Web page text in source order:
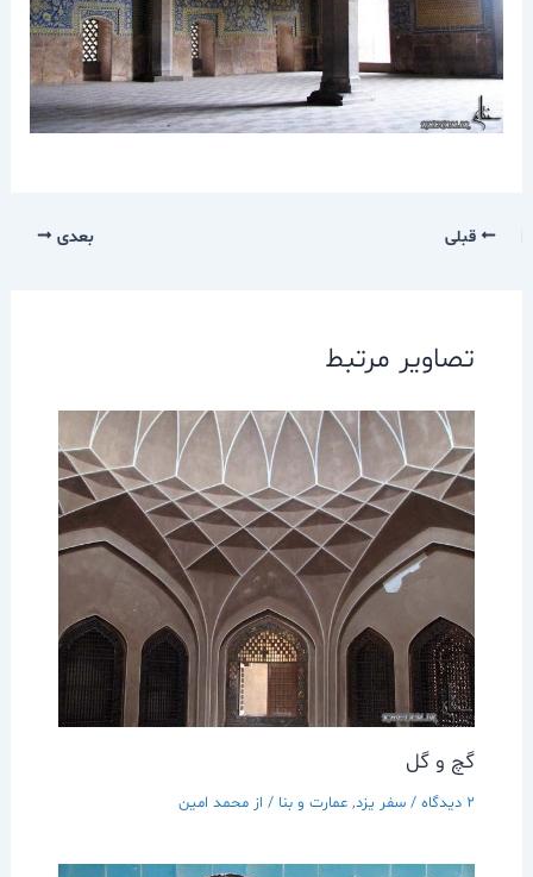
قبلی بعدی
تصاویر مرتبط
گچ و گل
2 دیدگاه / سفر يزد, عمارت و بنا / از محمد امین